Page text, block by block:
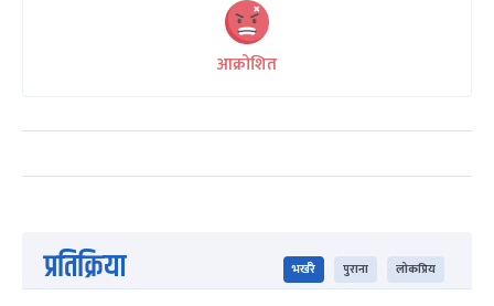
आक्रोशित
प्रतिक्रिया भर्खरै पुराना लोकप्रिय